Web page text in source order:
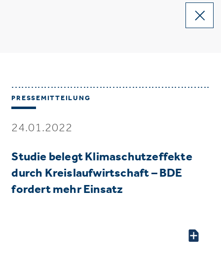
PRESSEMITTEILUNG
24.01.2022
Studie belegt Klimaschutzeffekte
durch Kreislaufwirtschaft – BDE
fordert mehr Einsatz